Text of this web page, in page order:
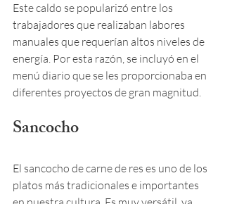
Este caldo se popularizó entre los
trabajadores que realizaban labores
manuales que requerían altos niveles de
energía. Por esta razón, se incluyó en el
menú diario que se les proporcionaba en
diferentes proyectos de gran magnitud.
Sancocho
El sancocho de carne de res es uno de los
platos más tradicionales e importantes